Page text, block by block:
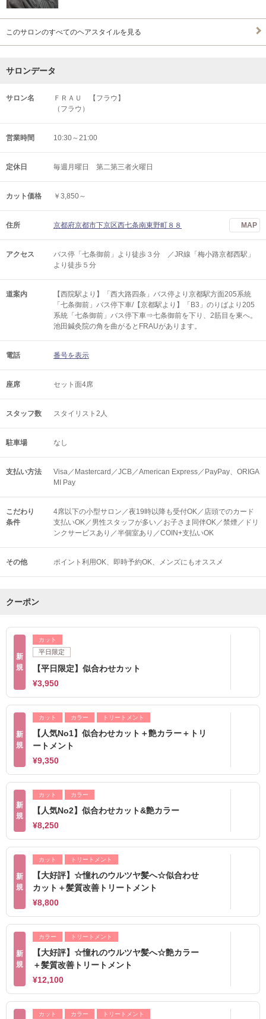
このサロンのすべてのヘアスタイルを見る
サロンデータ
サロン名
ＦＲＡＵ 【フラウ】
（フラウ）
営業時間 10:30～21:00
定休日 毎週月曜日 第二第三者火曜日
カット価格 ￥3,850～
住所 京都府京都市下京区西七条南東野町８８ MAP
アクセス
バス停「七条御前」より徒歩３分 ／JR線「梅小路京都西駅」
より徒歩５分
道案内
【西院駅より】「西大路四条」バス停より京都駅方面205系統
「七条御前」バス停下車/【京都駅より】「B3」のりばより205
系統「七条御前」バス停下車⇒七条御前を下り、2筋目を東へ。
池田鍼灸院の角を曲がるとFRAUがあります。
電話 番号を表示
座席 セット面4席
スタッフ数 スタイリスト2人
駐車場 なし
支払い方法
Visa／Mastercard／JCB／American Express／PayPay、ORIGA
MI Pay
こだわり
条件
4席以下の小型サロン／夜19時以降も受付OK／店頭でのカード
支払いOK／男性スタッフが多い／お子さま同伴OK／禁煙／ドリ
ンクサービスあり／半個室あり／COIN+支払いOK
その他 ポイント利用OK 即時予約OK メンズにもオススメ
クーポン
新
規
カット
平日限定
【平日限定】似合わせカット
¥3,950
新
規
カット カラー トリートメント
【人気No1】似合わせカット＋艶カラー＋トリ
ートメント
¥9,350
新
規
カット カラー
【人気No2】似合わせカット&艶カラー
¥8,250
新
規
カット トリートメント
【大好評】☆憧れのウルツヤ髪へ☆似合わせ
カット＋髪質改善トリートメント
¥8,800
新
規
カラー トリートメント
【大好評】☆憧れのウルツヤ髪へ☆艶カラー
＋髪質改善トリートメント
¥12,100
カット カラー トリートメント